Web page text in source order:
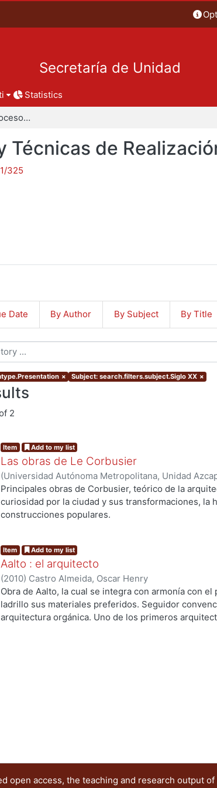
Secretaría de Unidad
Statistics
Departamento de Procesos y Técnicas de Realización
Técnicas de
325
Date By Author By Subject By Title
× Subject: search.filters.subject.Siglo XX ×
2
Item Add to my list
Las obras de Le Corbusier
(Universidad Autónoma Metropolitana, Unidad
Artes para el Diseño, Departamento de Evaluación
Castro Almeida, Oscar Henry
Principales obras de Corbusier, teórico de la
curiosidad por la ciudad y sus transformaciones, la
construcciones populares.
Item Add to my list
Aalto : el arquitecto
(2010) Castro Almeida, Oscar Henry
Obra de Aalto, la cual se integra con armonía con el
ladrillo sus materiales preferidos. Seguidor
arquitectura orgánica. Uno de los primeros
access, the teaching and research output